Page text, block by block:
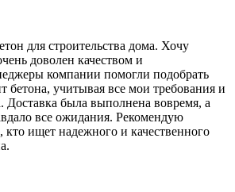
для строительства дома. Хочу
доволен качеством и
компании помогли подобрать
бетона, учитывая все мои требования и
Доставка была выполнена вовремя, а
все ожидания. Рекомендую
ищет надежного и качественного